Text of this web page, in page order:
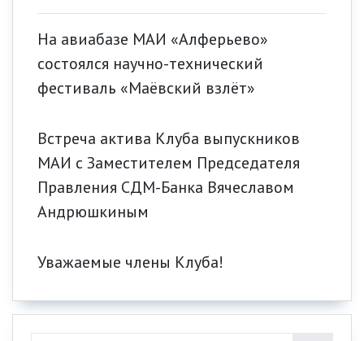
На авиабазе МАИ «Алферьево»
состоялся научно-технический
фестиваль «Маёвский взлёт»
Встреча актива Клуба выпускников
МАИ с Заместителем Председателя
Правления СДМ-Банка Вячеславом
Андрюшкиным
Уважаемые члены Клуба!